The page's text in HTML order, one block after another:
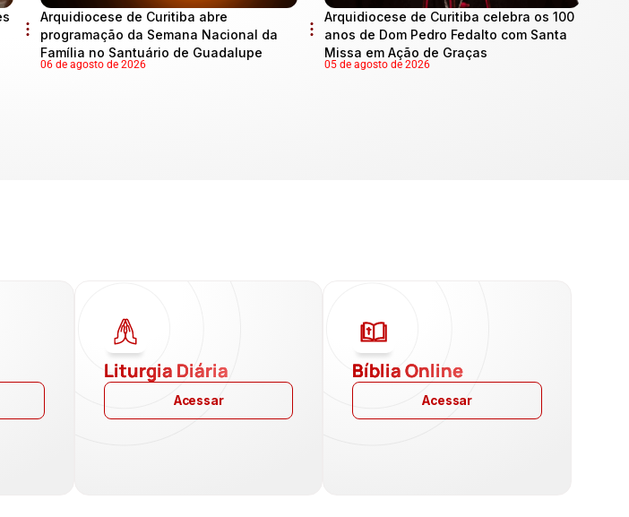
Arquidiocese de Curitiba abre
programação da Semana Nacional da
Família no Santuário de Guadalupe
06 de agosto de 2026
Arquidiocese de Curitiba celebra os 100
anos de Dom Pedro Fedalto com Santa
Missa em Ação de Graças
05 de agosto de 2026
Liturgia Diária
Acessar
Bíblia Online
Acessar